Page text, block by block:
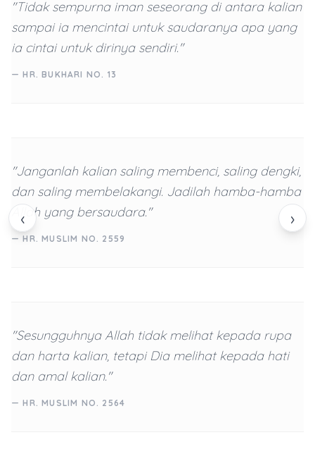
‹ ›
"Tidak sempurna iman seseorang di antara kalian
sampai ia mencintai untuk saudaranya apa yang
ia cintai untuk dirinya sendiri."
— HR. BUKHARI NO. 13
"Janganlah kalian saling membenci, saling dengki,
dan saling membelakangi. Jadilah hamba-hamba
Allah yang bersaudara."
— HR. MUSLIM NO. 2559
"Sesungguhnya Allah tidak melihat kepada rupa
dan harta kalian, tetapi Dia melihat kepada hati
dan amal kalian."
— HR. MUSLIM NO. 2564